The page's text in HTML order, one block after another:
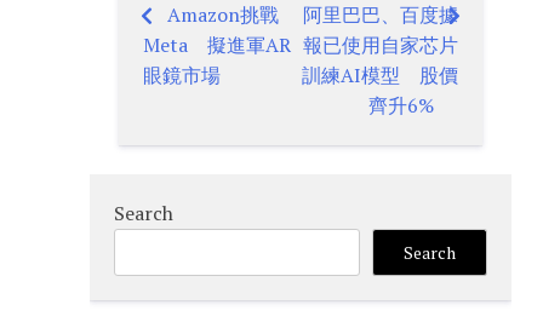
Post
navigation
Amazon挑戰
Meta 擬進軍AR
眼鏡市場
阿里巴巴、百度據
報已使用自家芯片
訓練AI模型 股價
齊升6%
Search
Search